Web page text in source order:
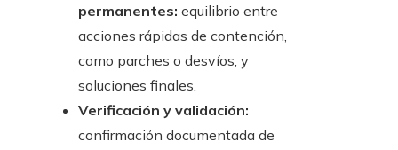
permanentes: equilibrio entre
acciones rápidas de contención,
como parches o desvíos, y
soluciones finales.
Verificación y validación:
confirmación documentada de